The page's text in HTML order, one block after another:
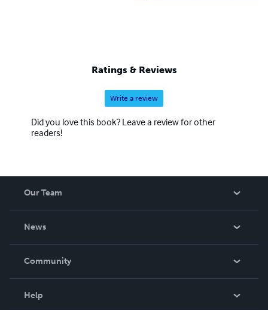
Ratings & Reviews
Write a review
Did you love this book? Leave a review for other
readers!
Our Team
News
In The News
Community
Help